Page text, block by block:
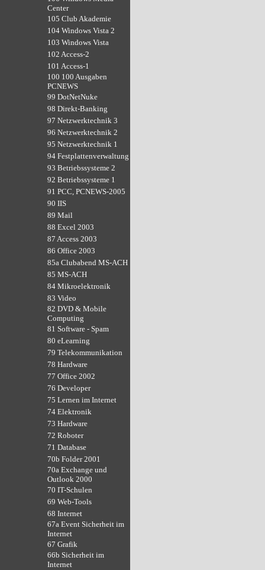
Center
105 Club Akademie
104 Windows Vista 2
103 Windows Vista
102 Access-2
101 Access-1
100 100 Ausgaben
PCNEWS
99 DotNetNuke
98 Direkt-Banking
97 Netzwerktechnik 3
96 Netzwerktechnik 2
95 Netzwerktechnik 1
94 Festplattenverwaltung
93 Betriebssysteme 2
92 Betriebssysteme 1
91 PCC, PCNEWS-2005
90 IIS
89 Mail
88 Excel 2003
87 Access 2003
86 Office 2003
85a Clubabend MS-ACH
85 MS-ACH
84 Mikroelektronik
83 Video
82 DVD & Mobile
Computing
81 Software - Spam
80 eLearning
79 Telekommunikation
78 Hardware
77 Office 2002
76 Developer
75 Lernen im Internet
74 Elektronik
73 Hardware
72 Roboter
71 Database
70b Folder 2001
70a Exchange und
Outlook 2000
70 IT-Schulen
69 Web-Tools
68 Internet
67a Event Sicherheit im
Internet
67 Grafik
66b Sicherheit im
Internet